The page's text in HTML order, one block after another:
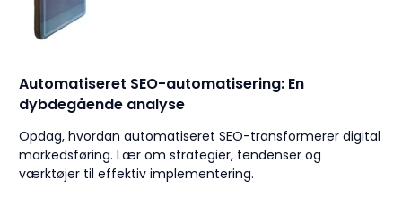
Automatiseret SEO-automatisering: En
dybdegående analyse
Opdag, hvordan automatiseret SEO-transformerer digital
markedsføring. Lær om strategier, tendenser og
værktøjer til effektiv implementering.